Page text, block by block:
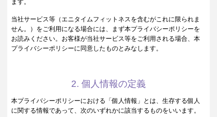
ます。
当社サービス等（エニタイムフィットネスを含むがこれに限られま
せん。）をご利用になる場合には、まず本プライバシーポリシーを
お読みください。お客様が当社サービス等をご利用される場合、本
プライバシーポリシーに同意したものとみなします。
2. 個人情報の定義
本プライバシーポリシーにおける「個人情報」とは、生存する個人
に関する情報であって、次のいずれかに該当するものをいいます。